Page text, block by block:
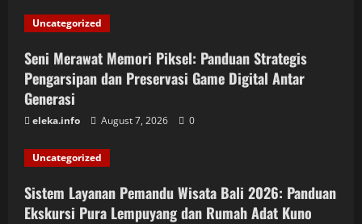
Uncategorized
Seni Merawat Memori Piksel: Panduan Strategis
Pengarsipan dan Preservasi Game Digital Antar
Generasi
eleka.info August 7, 2026 0
Uncategorized
Sistem Layanan Pemandu Wisata Bali 2026: Panduan
Ekskursi Pura Lempuyang dan Rumah Adat Kuno